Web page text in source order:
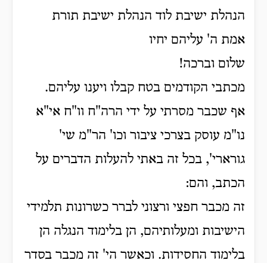
הנהלת ישיבת לוד הנהלת ישיבת תורת
אמת ה' עליהם יחיו
שלום וברכה!
מכתבי הקודמים בטח קבלו ויענו עליהם.
אף שכבר מסרתי על ידי הרה"ח וו"ח אי"א
נו"מ עוסק בצרכי ציבור וכו' הר"מ שי'
גורארי', בכל זה באתי להעלות הדברים על
הכתב, והם:
זה מכבר חפצי ורצוני לברר כשרונות תלמידי
הישיבות ומעלותיהם, הן בלימוד הנגלה הן
בלימוד החסידות. וכאשר הי' זה מכבר בסדר